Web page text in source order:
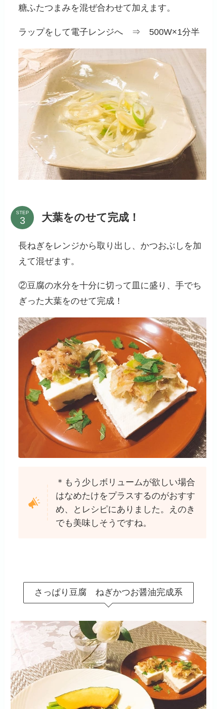
糖ふたつまみを混ぜ合わせて加えます。
ラップをして電子レンジへ ⇒ 500W×1分半
STEP 大葉をのせて完成！
長ねぎをレンジから取り出し、かつおぶしを加
えて混ぜます。
②豆腐の水分を十分に切って皿に盛り、手でち
ぎった大葉をのせて完成！
＊もう少しボリュームが欲しい場合
はなめたけをプラスするのがおすす
め、とレシピにありました。えのき
でも美味しそうですね。
さっぱり豆腐 ねぎかつお醤油完成系